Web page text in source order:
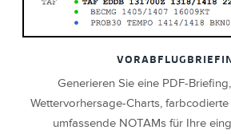
Generieren Sie eine PDF-
Wettervorhersage-Charts, farbcodierte
umfassende NOTAMs für Ihre